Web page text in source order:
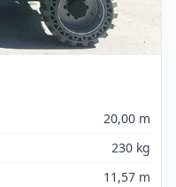
20,00 m
230 kg
11,57 m